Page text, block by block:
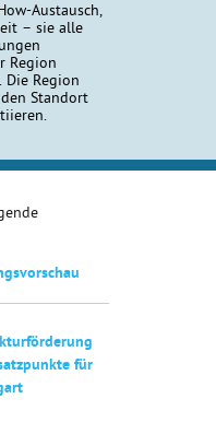
Austausch,
– sie alle
Region
Region
Standort
für